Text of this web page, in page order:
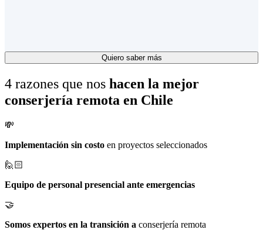
Quiero saber más
4 razones que nos hacen la mejor
conserjería remota en Chile
💸
Implementación sin costo en proyectos seleccionados
🙋🏻
Equipo de personal presencial ante emergencias
🤝
Somos expertos en la transición a conserjería remota